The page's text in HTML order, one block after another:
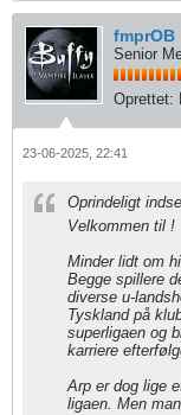
fmprOB
Senior
Oprettet:
23-06-2025, 22:41
Oprindeligt
Velkommen til !
Minder lidt om
Begge spillere
diverse u-
Tyskland på
superligaen og
karriere
Arp er dog lige
ligaen. Men